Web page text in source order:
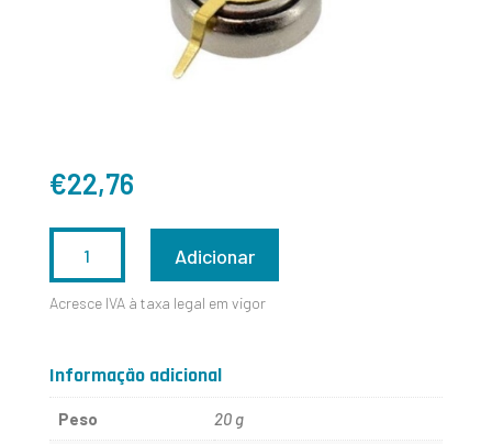
€22,76
DE
Adicionar
Acresce IVA à taxa legal em vigor
Informação adicional
Peso 20 g